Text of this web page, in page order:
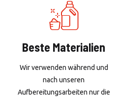
Beste Materialien
Wir verwenden während und
nach unseren
Aufbereitungsarbeiten nur die